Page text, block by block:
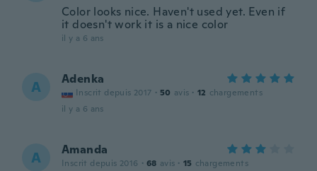
Color looks nice. Haven't used yet. Even if
it doesn't work it is a nice color
il y a 6 ans
A Adenka
Inscrit depuis 2017 · 50 avis · 12 chargements
il y a 6 ans
A Amanda
Inscrit depuis 2016 · 68 avis · 15 chargements